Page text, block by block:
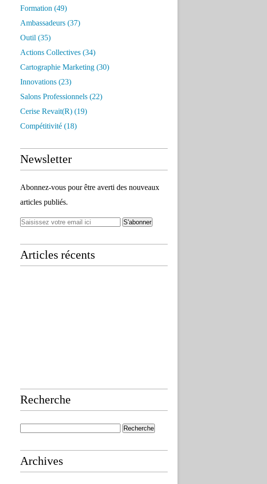
Formation (49)
Ambassadeurs (37)
Outil (35)
Actions Collectives (34)
Cartographie Marketing (30)
Innovations (23)
Salons Professionnels (22)
Cerise Revait(r) (19)
Compétitivité (18)
Newsletter
Abonnez-vous pour être averti des nouveaux
articles publiés.
Articles récents
Recherche
Archives